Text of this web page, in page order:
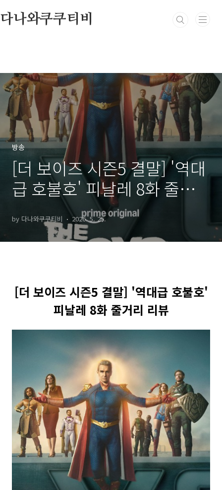
다나와쿠쿠티비
방송
[더 보이즈 시즌5 결말] '역대
급 호불호' 피날레 8화 줄거리
by 다나와쿠쿠티비 2026. 5. 25.
[더 보이즈 시즌5 결말] '역대급 호불호'
피날레 8화 줄거리 리뷰